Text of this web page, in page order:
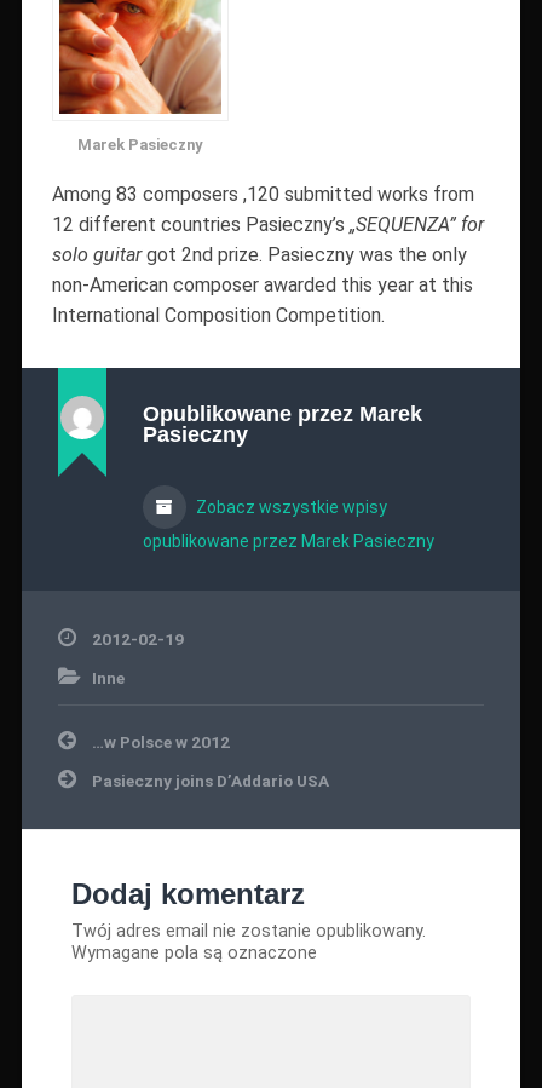
Marek Pasieczny
Among 83 composers ,120 submitted works from
12 different countries Pasieczny’s „SEQUENZA” for
solo guitargot 2nd prize. Pasieczny was the only
non-American composer awarded this year at this
International Composition Competition.
Opublikowane przez Marek
Pasieczny
Zobacz wszystkie wpisy
opublikowane przez Marek Pasieczny
2012-02-19
Inne
Nawigacja
wpisu
…w Polsce w 2012
Pasieczny joins D’Addario USA
Dodaj komentarz
Twój adres email nie zostanie opublikowany.
Wymagane pola są oznaczone